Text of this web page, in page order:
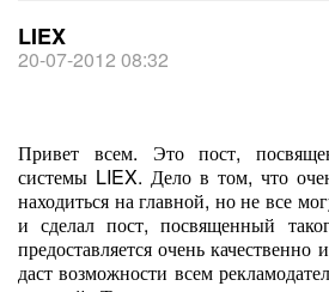
LIEX
20-07-2012 08:32
Привет всем. Это пост,
системы LIEX. Дело в том, что
находиться на главной, но не все
и сделал пост, посвященный
предоставляется очень
даст возможности всем